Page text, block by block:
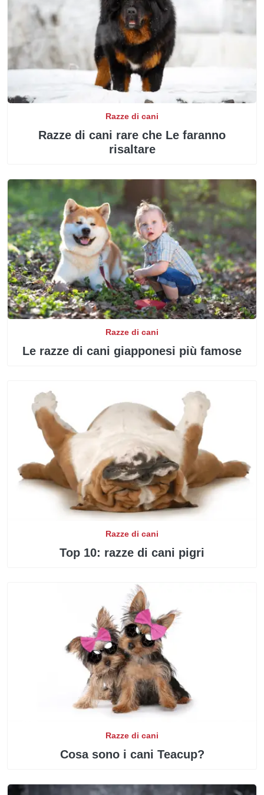
Razze di cani
Razze di cani rare che Le faranno
risaltare
Razze di cani
Le razze di cani giapponesi più famose
Razze di cani
Top 10: razze di cani pigri
Razze di cani
Cosa sono i cani Teacup?